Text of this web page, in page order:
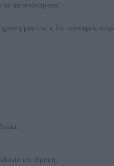
τα αποτελέσματα:
χρήση μάσκας κ.λπ. συναφείς
και Θράκη,